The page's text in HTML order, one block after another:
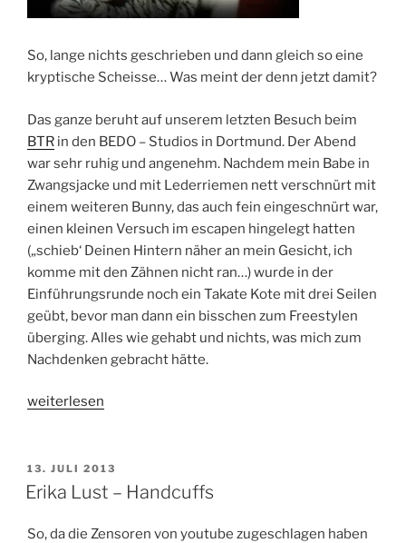
So, lange nichts geschrieben und dann gleich so eine
kryptische Scheisse… Was meint der denn jetzt damit?
Das ganze beruht auf unserem letzten Besuch beim
BTR in den BEDO – Studios in Dortmund. Der Abend
war sehr ruhig und angenehm. Nachdem mein Babe in
Zwangsjacke und mit Lederriemen nett verschnürt mit
einem weiteren Bunny, das auch fein eingeschnürt war,
einen kleinen Versuch im escapen hingelegt hatten
(„schieb‘ Deinen Hintern näher an mein Gesicht, ich
komme mit den Zähnen nicht ran…) wurde in der
Einführungsrunde noch ein Takate Kote mit drei Seilen
geübt, bevor man dann ein bisschen zum Freestylen
überging. Alles wie gehabt und nichts, was mich zum
Nachdenken gebracht hätte.
„Von
und
der
weiterlesen
VERÖFFENTLICHT
AM
13. JULI 2013
Erika Lust – Handcuffs
So, da die Zensoren von youtube zugeschlagen haben